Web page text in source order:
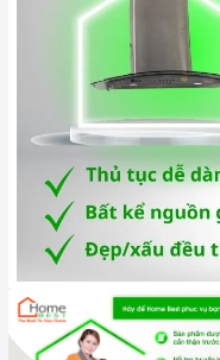
chữa thiết bị nhà bếp cao